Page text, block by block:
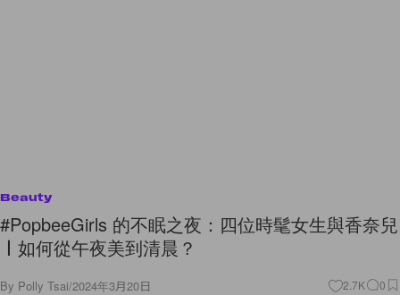
Beauty
#PopbeeGirls 的不眠之夜：四位時髦女生與香奈兒
〡如何從午夜美到清晨？
By Polly Tsai/2024年3月20日 2.7K 0